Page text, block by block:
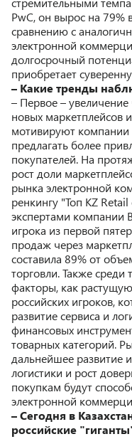
PwC, он вырос на 79%
сравнению с
электронной
долгосрочный
приобретает
– Какие тренды
– Первое –
новых маркетплейсов
мотивируют компании
предлагать более
покупателей. На
рост доли
рынка электронной
ренкингу "Топ KZ
экспертами компании
игрока из первой
продаж через
составила 89% от
торговли. Также среди
факторы, как
российских игроков,
развитие сервиса и
финансовых
товарных категорий.
дальнейшее развитие
логистики и рост
покупкам будут
электронной
– Сегодня в
российские